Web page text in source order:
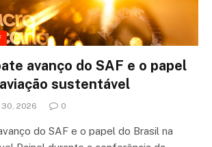
avanço do SAF e o papel
sustentável
30, 2026 0
do SAF e o papel do Brasil na